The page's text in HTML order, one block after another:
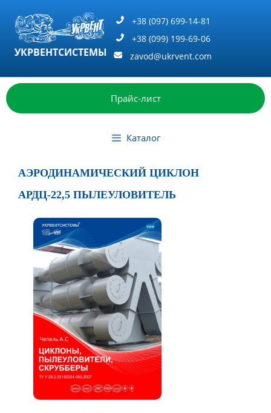
содержимому
УКРВЕНТСИСТЕМЫ
+38 (097) 699-14-81
+38 (099) 199-69-06
zavod@ukrvent.com
Прайс-лист
Каталог
АЭРОДИНАМИЧЕСКИЙ ЦИКЛОН
АРДЦ-22,5 ПЫЛЕУЛОВИТЕЛЬ